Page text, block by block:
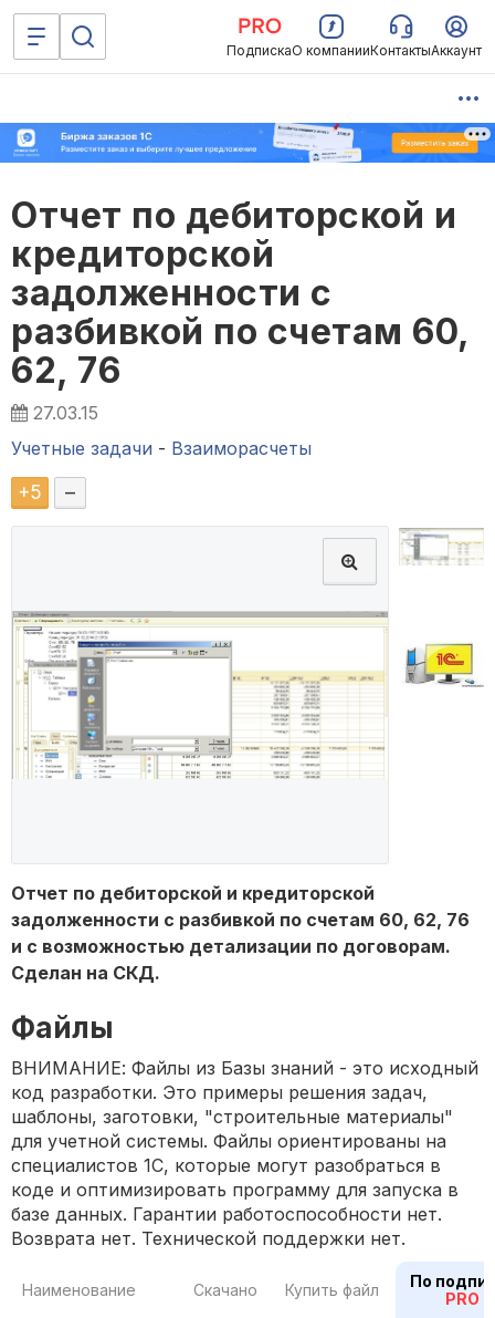
ПодпискаО компанииКонтактыАккаунт
Отчет по дебиторской и
кредиторской
задолженности с
разбивкой по счетам 60,
62, 76
27.03.15
Учетные задачи - Взаиморасчеты
+5 –
Отчет по дебиторской и кредиторской
задолженности с разбивкой по счетам 60, 62, 76
и с возможностью детализации по договорам.
Сделан на СКД.
Файлы
ВНИМАНИЕ: Файлы из Базы знаний - это исходный
код разработки. Это примеры решения задач,
шаблоны, заготовки, "строительные материалы"
для учетной системы. Файлы ориентированы на
специалистов 1С, которые могут разобраться в
коде и оптимизировать программу для запуска в
базе данных. Гарантии работоспособности нет.
Возврата нет. Технической поддержки нет.
Наименование Скачано Купить файл
По
PRO